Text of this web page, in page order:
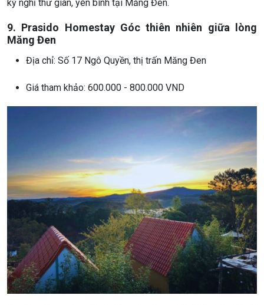
kỳ nghỉ thư giãn, yên bình tại Măng Đen.
9. Prasido Homestay Góc thiên nhiên giữa lòng
Măng Đen
Địa chỉ: Số 17 Ngô Quyền, thị trấn Măng Đen
Giá tham khảo: 600.000 - 800.000 VND